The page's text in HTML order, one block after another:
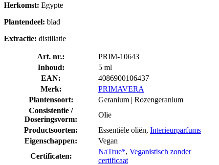
Herkomst: Egypte
Plantendeel: blad
Extractie: distillatie
Art. nr.:
PRIM-10643
Inhoud:
5 ml
EAN:
4086900106437
Merk:
PRIMAVERA
Plantensoort:
Geranium | Rozengeranium
Consistentie /
Doseringsvorm:
Olie
Productsoorten:
Essentiële oliën, Interieurparfums
Eigenschappen:
Vegan
Certificaten:
NaTrue*, Veganistisch zonder
certificaat